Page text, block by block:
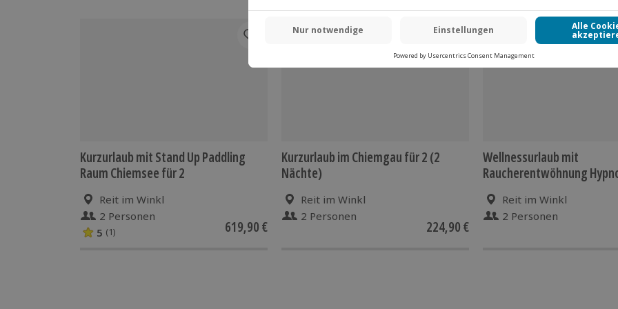
Kurzurlaub mit Stand Up Paddling
Raum Chiemsee für 2
Reit im Winkl
2 Personen
5 (1) 619,90 €
-15% CLUB DEAL
Kurzurlaub im Chiemgau für 2 (2
Nächte)
Reit im Winkl
2 Personen
224,90 €
Wellnessurlaub mit
Raucherentwöhnung
Reit im Winkl
2 Personen